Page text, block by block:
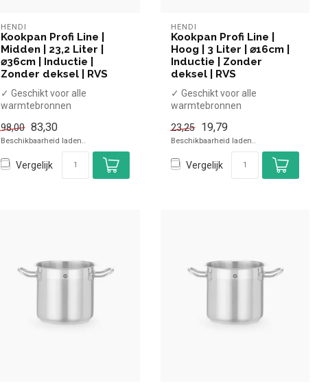
HENDI
Kookpan Profi Line |
Midden | 23,2 Liter |
⌀36cm | Inductie |
Zonder deksel | RVS
✓ Geschikt voor alle
warmtebronnen
handgrepen
x Zonder dekse...
98,00 83,30
Beschikbaarheid laden..
Vergelijk
HENDI
Kookpan Profi Line |
Hoog | 3 Liter | ⌀16cm |
Inductie | Zonder
deksel | RVS
✓ Geschikt voor alle
warmtebronnen
handgrepen
x Zonder dekse...
23,25 19,79
Beschikbaarheid laden..
Vergelijk